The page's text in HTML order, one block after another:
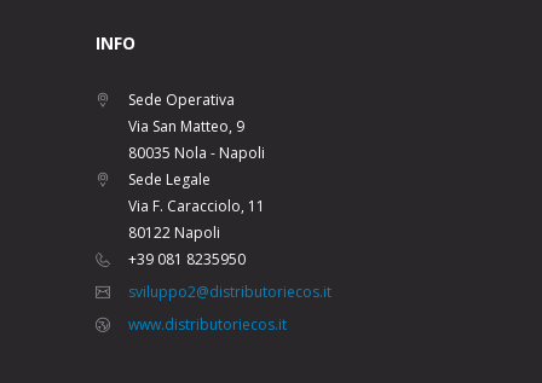
INFO
Sede Operativa
Via San Matteo, 9
80035 Nola - Napoli
Sede Legale
Via F. Caracciolo, 11
80122 Napoli
+39 081 8235950
sviluppo2@distributoriecos.it
www.distributoriecos.it